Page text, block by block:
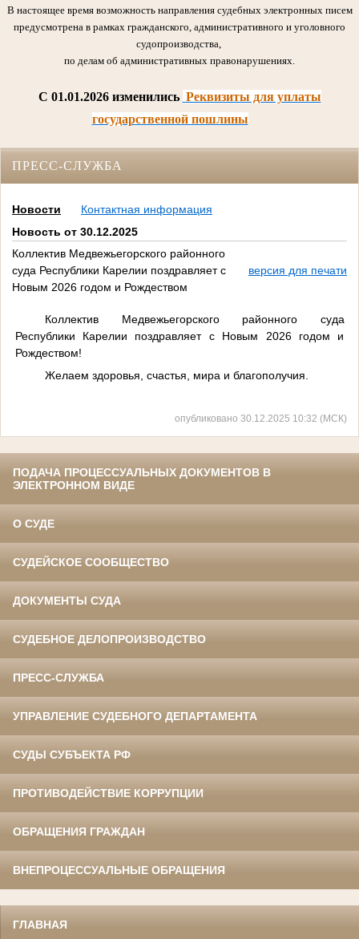
В настоящее время возможность направления судебных электронных писем
предусмотрена в рамках гражданского, административного и уголовного
судопроизводства,
по делам об административных правонарушениях.
C 01.01.2026 изменились Реквизиты для уплаты
государственной пошлины
ПРЕСС-СЛУЖБА
Новости
Контактная информация
Новость от 30.12.2025
Коллектив Медвежьегорского районного
суда Республики Карелии поздравляет с
Новым 2026 годом и Рождеством
версия для печати
Коллектив Медвежьегорского районного суда
Республики Карелии поздравляет с Новым 2026 годом и
Рождеством!
Желаем здоровья, счастья, мира и благополучия.
опубликовано 30.12.2025 10:32 (МСК)
ПОДАЧА ПРОЦЕССУАЛЬНЫХ ДОКУМЕНТОВ В
ЭЛЕКТРОННОМ ВИДЕ
О СУДЕ
СУДЕЙСКОЕ СООБЩЕСТВО
ДОКУМЕНТЫ СУДА
СУДЕБНОЕ ДЕЛОПРОИЗВОДСТВО
ПРЕСС-СЛУЖБА
УПРАВЛЕНИЕ СУДЕБНОГО ДЕПАРТАМЕНТА
СУДЫ СУБЪЕКТА РФ
ПРОТИВОДЕЙСТВИЕ КОРРУПЦИИ
ОБРАЩЕНИЯ ГРАЖДАН
ВНЕПРОЦЕССУАЛЬНЫЕ ОБРАЩЕНИЯ
ГЛАВНАЯ